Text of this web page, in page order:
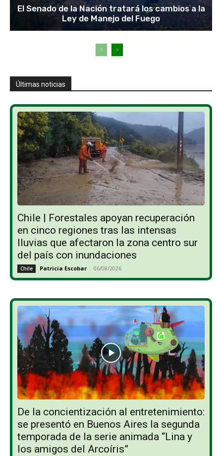
El Senado de la Nación tratará los cambios a la
Ley de Manejo del Fuego
Últimas noticias
Chile | Forestales apoyan recuperación
en cinco regiones tras las intensas
lluvias que afectaron la zona centro sur
del país con inundaciones
Chile Patricia Escobar - 06/08/2026
De la concientización al entretenimiento:
se presentó en Buenos Aires la segunda
temporada de la serie animada “Lina y
los amigos del Arcoíris”